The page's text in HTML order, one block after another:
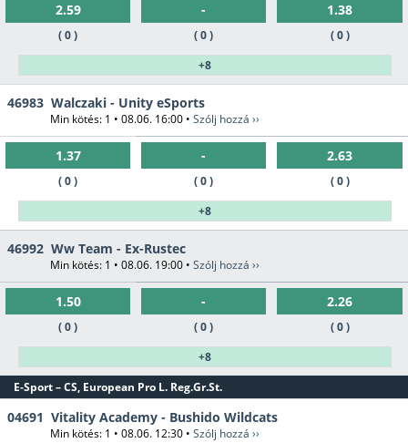
2.59
( 0 )
-
( 0 )
1.38
( 0 )
+8
46983 Walczaki - Unity eSports
Min kötés: 1 • 08.06. 16:00 • Szólj hozzá ››
1.37
( 0 )
-
( 0 )
2.63
( 0 )
+8
46992 Ww Team - Ex-Rustec
Min kötés: 1 • 08.06. 19:00 • Szólj hozzá ››
1.50
( 0 )
-
( 0 )
2.26
( 0 )
+8
E-Sport – CS, European Pro L. Reg.Gr.St.
04691 Vitality Academy - Bushido Wildcats
Min kötés: 1 • 08.06. 12:30 • Szólj hozzá ››